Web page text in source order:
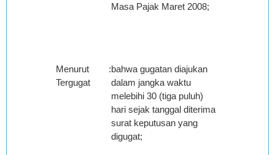
Masa Pajak Maret 2008;
Menurut
Tergugat
:bahwa gugatan diajukan
dalam jangka waktu
melebihi 30 (tiga puluh)
hari sejak tanggal diterima
surat keputusan yang
digugat;